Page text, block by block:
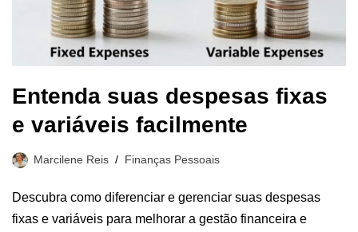
Entenda suas despesas fixas
e variáveis facilmente
Marcilene Reis Finanças Pessoais
Descubra como diferenciar e gerenciar suas despesas
fixas e variáveis para melhorar a gestão financeira e